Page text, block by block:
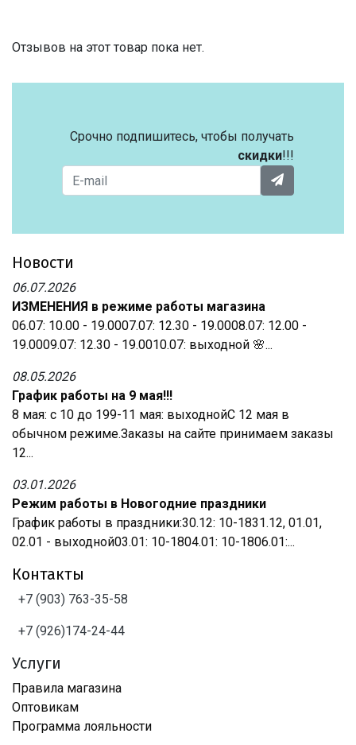
Отзывов на этот товар пока нет.
Срочно подпишитесь, чтобы получать
скидки!!!
Новости
06.07.2026
ИЗМЕНЕНИЯ в режиме работы магазина
06.07: 10.00 - 19.0007.07: 12.30 - 19.0008.07: 12.00 -
19.0009.07: 12.30 - 19.0010.07: выходной 🌸...
08.05.2026
График работы на 9 мая!!!
8 мая: с 10 до 199-11 мая: выходнойС 12 мая в
обычном режиме.Заказы на сайте принимаем заказы
12...
03.01.2026
Режим работы в Новогодние праздники
График работы в праздники:30.12: 10-1831.12, 01.01,
02.01 - выходной03.01: 10-1804.01: 10-1806.01:...
Контакты
+7 (903) 763-35-58
+7 (926)174-24-44
Услуги
Правила магазина
Оптовикам
Программа лояльности